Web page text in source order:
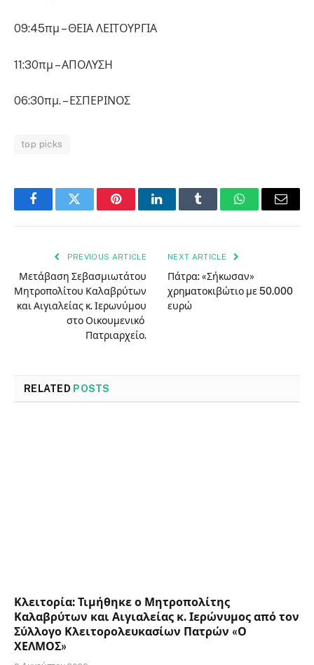
09:45πμ – ΘΕΙΑ ΛΕΙΤΟΥΡΓΙΑ
11:30πμ – ΑΠΟΛΥΣΗ
06:30πμ. – ΕΣΠΕΡΙΝΟΣ
top picks
FacebookTwitter PinterestLinkedInTumblr WhatsAppEmail
PREVIOUS ARTICLE
Μετάβαση Σεβασμιωτάτου
Μητροπολίτου Καλαβρύτων
και Αιγιαλείας κ. Ιερωνύμου
στο Οικουμενικό
Πατριαρχείο.
NEXT ARTICLE
Πάτρα: «Σήκωσαν»
χρηµατοκιβώτιο με 50.000
ευρώ
RELATED POSTS
Κλειτορία: Τιμήθηκε ο Μητροπολίτης
Καλαβρύτων και Αιγιαλείας κ. Ιερώνυμος από τον
Σύλλογο Κλειτορολευκασίων Πατρών «Ο
ΧΕΛΜΟΣ»